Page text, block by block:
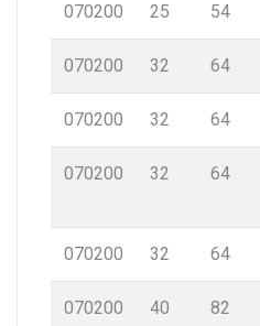
070200 25 54
070200 32 64
070200 32 64
070200 32 64
070200 32 64
070200 40 82